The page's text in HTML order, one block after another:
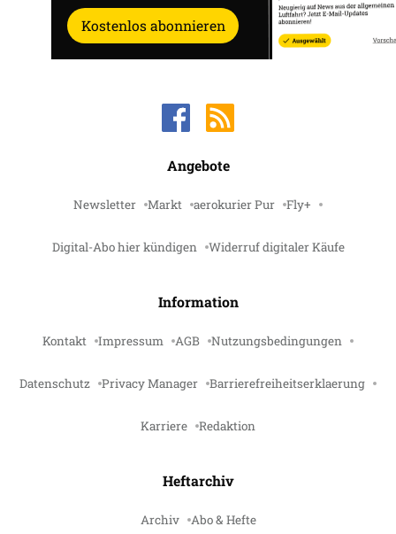
Kostenlos abonnieren
Angebote
Newsletter Markt aerokurier Pur Fly+
Digital-Abo hier kündigen Widerruf digitaler Käufe
Information
Kontakt Impressum AGB Nutzungsbedingungen
Datenschutz Privacy Manager Barrierefreiheitserklaerung
Karriere Redaktion
Heftarchiv
Archiv Abo & Hefte